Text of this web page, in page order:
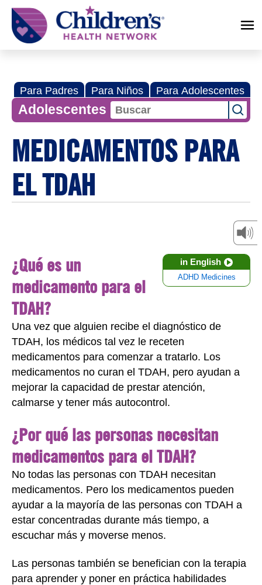
Children's
Health
Network
Para Padres Para Niños Para Adolescentes
Adolescentes
MEDICAMENTOS PARA
EL TDAH
in English
ADHD Medicines
¿Qué es un
medicamento para el
TDAH?
Una vez que alguien recibe el diagnóstico de
TDAH, los médicos tal vez le receten
medicamentos para comenzar a tratarlo. Los
medicamentos no curan el TDAH, pero ayudan a
mejorar la capacidad de prestar atención,
calmarse y tener más autocontrol.
¿Por qué las personas necesitan
medicamentos para el TDAH?
No todas las personas con TDAH necesitan
medicamentos. Pero los medicamentos pueden
ayudar a la mayoría de las personas con TDAH a
estar concentradas durante más tiempo, a
escuchar más y moverse menos.
Las personas también se benefician con la terapia
para aprender y poner en práctica habilidades